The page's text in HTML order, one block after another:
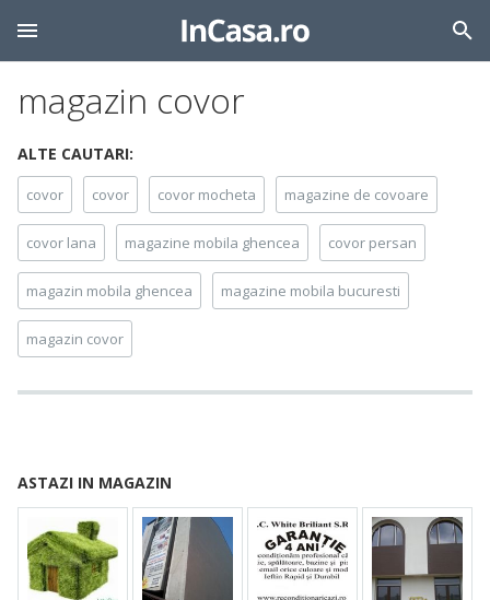
magazin covor
ALTE CAUTARI:
covor covor covor mocheta magazine de covoare
covor lana magazine mobila ghencea covor persan
magazin mobila ghencea magazine mobila bucuresti
magazin covor
ASTAZI IN MAGAZIN